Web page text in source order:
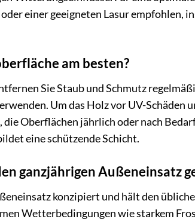
einer geeigneten Lasur empfohlen,
am besten?
Sie Staub und Schmutz
Um das Holz vor UV-Schäden
die Oberflächen jährlich oder nach
eine schützende Schicht.
ganzjährigen Außeneinsatz
konzipiert und hält den
Wetterbedingungen wie starkem